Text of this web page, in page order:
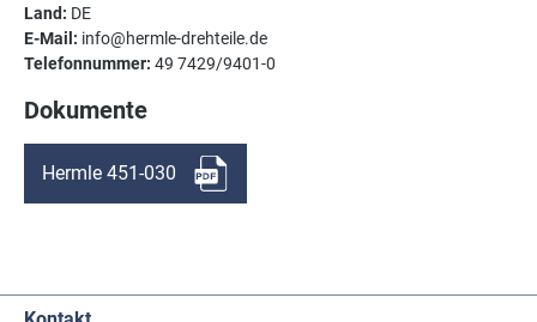
Land: DE
E-Mail: info@hermle-drehteile.de
Telefonnummer: 49 7429/9401-0
Dokumente
Hermle 451-030